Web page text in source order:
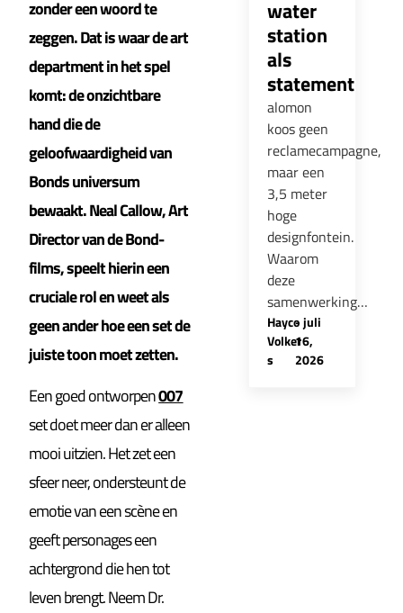
zonder een woord te
zeggen. Dat is waar de art
department in het spel
komt: de onzichtbare
hand die de
geloofwaardigheid van
Bonds universum
bewaakt. Neal Callow, Art
Director van de Bond-
films, speelt hierin een
cruciale rol en weet als
geen ander hoe een set de
juiste toon moet zetten.
Een goed ontworpen007
set doet meer dan er alleen
mooi uitzien. Het zet een
sfeer neer, ondersteunt de
emotie van een scène en
geeft personages een
achtergrond die hen tot
leven brengt. Neem Dr.
water
station
als
statement
alomon
koos geen
reclamecampagne,
maar een
3,5 meter
hoge
designfontein.
Waarom
deze
samenwerking…
Hayco
Volker
s
-juli
16,
2026